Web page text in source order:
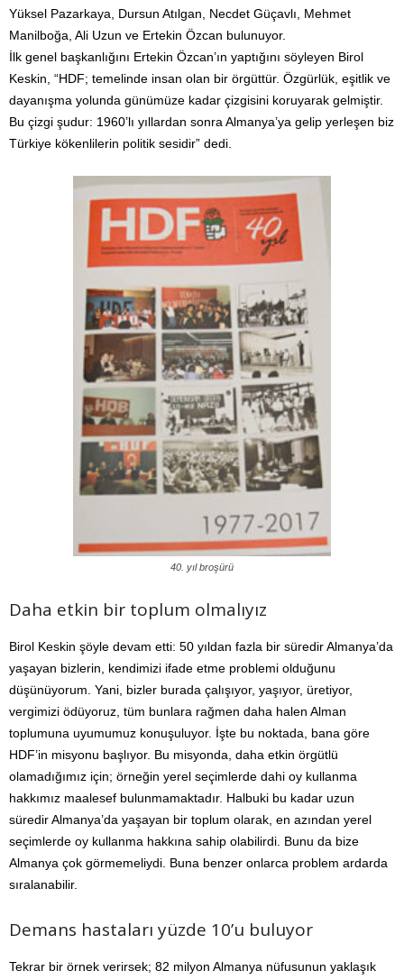
Yüksel Pazarkaya, Dursun Atılgan, Necdet Güçavlı, Mehmet
Manilboğa, Ali Uzun ve Ertekin Özcan bulunuyor.
İlk genel başkanlığını Ertekin Özcan’ın yaptığını söyleyen Birol
Keskin, “HDF; temelinde insan olan bir örgüttür. Özgürlük, eşitlik ve
dayanışma yolunda günümüze kadar çizgisini koruyarak gelmiştir.
Bu çizgi şudur: 1960’lı yıllardan sonra Almanya’ya gelip yerleşen biz
Türkiye kökenlilerin politik sesidir” dedi.
40. yıl broşürü
Daha etkin bir toplum olmalıyız
Birol Keskin şöyle devam etti: 50 yıldan fazla bir süredir Almanya’da
yaşayan bizlerin, kendimizi ifade etme problemi olduğunu
düşünüyorum. Yani, bizler burada çalışıyor, yaşıyor, üretiyor,
vergimizi ödüyoruz, tüm bunlara rağmen daha halen Alman
toplumuna uyumumuz konuşuluyor. İşte bu noktada, bana göre
HDF’in misyonu başlıyor. Bu misyonda, daha etkin örgütlü
olamadığımız için; örneğin yerel seçimlerde dahi oy kullanma
hakkımız maalesef bulunmamaktadır. Halbuki bu kadar uzun
süredir Almanya’da yaşayan bir toplum olarak, en azından yerel
seçimlerde oy kullanma hakkına sahip olabilirdi. Bunu da bize
Almanya çok görmemeliydi. Buna benzer onlarca problem ardarda
sıralanabilir.
Demans hastaları yüzde 10’u buluyor
Tekrar bir örnek verirsek; 82 milyon Almanya nüfusunun yaklaşık